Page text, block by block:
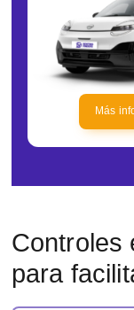
Más
Controles
para